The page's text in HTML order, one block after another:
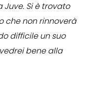
Juve. Si è trovato
che non rinnoverà
difficile un suo
bene alla